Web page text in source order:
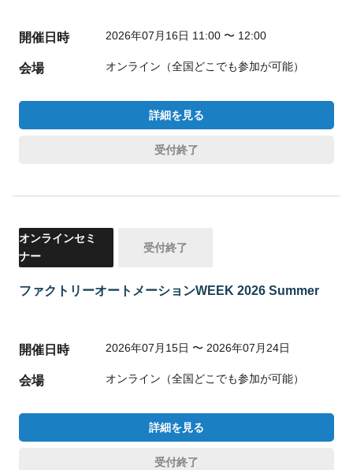
開催日時 2026年07月16日 11:00 〜 12:00
会場 オンライン（全国どこでも参加が可能）
詳細を見る
受付終了
オンラインセミ
ナー
受付終了
ファクトリーオートメーションWEEK 2026 Summer
開催日時 2026年07月15日 〜 2026年07月24日
会場 オンライン（全国どこでも参加が可能）
詳細を見る
受付終了